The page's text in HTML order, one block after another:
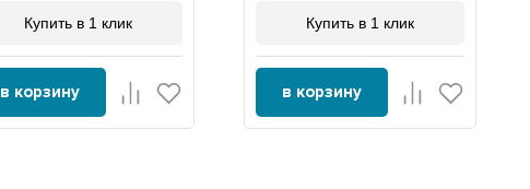
Купить в 1 клик
в корзину
Купить в 1 клик
в корзину